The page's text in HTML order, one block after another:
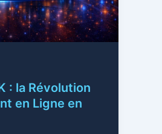
: la Révolution
en Ligne en